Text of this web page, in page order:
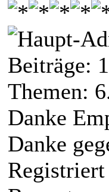
Beiträge:
Themen:
Danke
Danke